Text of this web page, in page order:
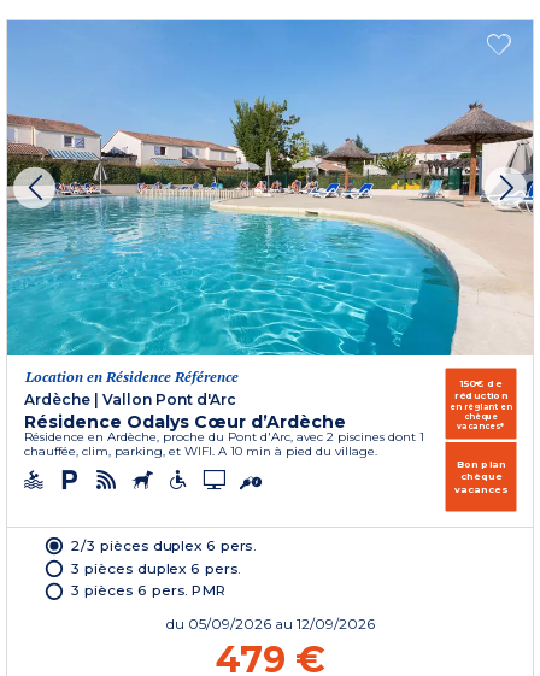
Location en Résidence Référence
Ardèche
Vallon Pont d'Arc
Résidence Odalys Cœur d’Ardèche
Résidence en Ardèche, proche du Pont d'Arc, avec 2 piscines dont 1
chauffée, clim, parking, et WIFI. A 10 min à pied du village.
150€ de
réduction
en réglant en
chèque
vacances*
Bon plan
chèque
vacances
2/3 pièces duplex 6 pers.
3 pièces duplex 6 pers.
3 pièces 6 pers. PMR
du 05/09/2026 au 12/09/2026
479 €